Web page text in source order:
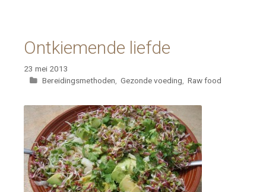
Ontkiemende liefde
23 mei 2013
Categorieën
Bereidingsmethoden, Gezonde voeding, Raw food